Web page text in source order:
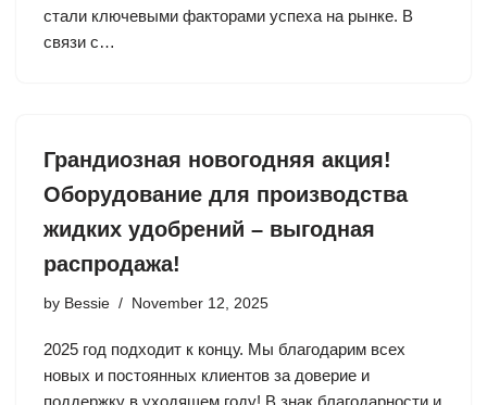
стали ключевыми факторами успеха на рынке. В
связи с…
Грандиозная новогодняя акция!
Оборудование для производства
жидких удобрений – выгодная
распродажа!
by Bessie November 12, 2025
2025 год подходит к концу. Мы благодарим всех
новых и постоянных клиентов за доверие и
поддержку в уходящем году! В знак благодарности и